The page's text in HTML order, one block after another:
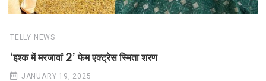
TELLY NEWS
‘इश्क में मरजावां 2’ फेम एक्ट्रेस स्मिता शरण
JANUARY 19, 2025